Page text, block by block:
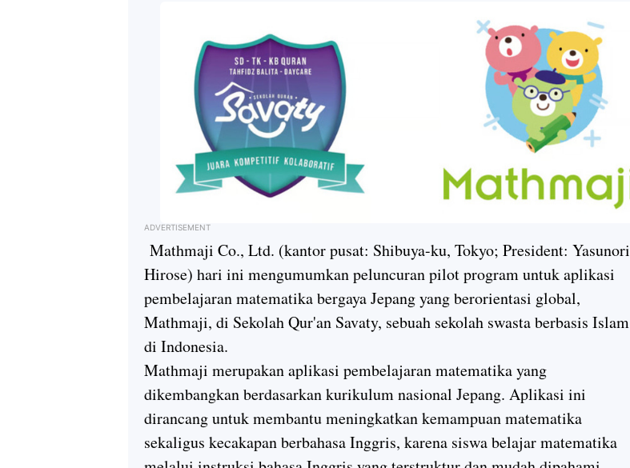
ADVERTISEMENT
Mathmaji Co., Ltd. (kantor pusat: Shibuya-ku, Tokyo; President: Yasunori
Hirose) hari ini mengumumkan peluncuran pilot program untuk aplikasi
pembelajaran matematika bergaya Jepang yang berorientasi global,
Mathmaji, di Sekolah Qur'an Savaty, sebuah sekolah swasta berbasis Islam
di Indonesia.
Mathmaji merupakan aplikasi pembelajaran matematika yang
dikembangkan berdasarkan kurikulum nasional Jepang. Aplikasi ini
dirancang untuk membantu meningkatkan kemampuan matematika
sekaligus kecakapan berbahasa Inggris, karena siswa belajar matematika